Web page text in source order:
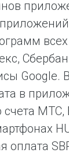
всех
Google.
в
счета МТС,
оплата